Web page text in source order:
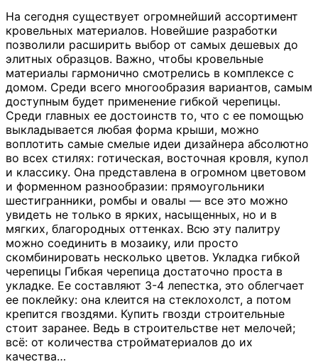
На сегодня существует огромнейший ассортимент
кровельных материалов. Новейшие разработки
позволили расширить выбор от самых дешевых до
элитных образцов. Важно, чтобы кровельные
материалы гармонично смотрелись в комплексе с
домом. Среди всего многообразия вариантов, самым
доступным будет применение гибкой черепицы.
Среди главных ее достоинств то, что с ее помощью
выкладывается любая форма крыши, можно
воплотить самые смелые идеи дизайнера абсолютно
во всех стилях: готическая, восточная кровля, купол
и классику. Она представлена в огромном цветовом
и форменном разнообразии: прямоугольники
шестигранники, ромбы и овалы — все это можно
увидеть не только в ярких, насыщенных, но и в
мягких, благородных оттенках. Всю эту палитру
можно соединить в мозаику, или просто
скомбинировать несколько цветов. Укладка гибкой
черепицы Гибкая черепица достаточно проста в
укладке. Ее составляют 3-4 лепестка, это облегчает
ее поклейку: она клеится на стеклохолст, а потом
крепится гвоздями. Купить гвозди строительные
стоит заранее. Ведь в строительстве нет мелочей;
всё: от количества стройматериалов до их
качества…